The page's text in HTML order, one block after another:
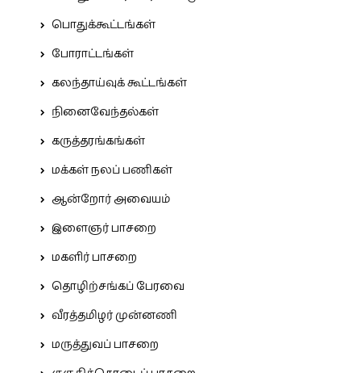
பொதுக்கூட்டங்கள்
போராட்டங்கள்
கலந்தாய்வுக் கூட்டங்கள்
நினைவேந்தல்கள்
கருத்தரங்கங்கள்
மக்கள் நலப் பணிகள்
ஆன்றோர் அவையம்
இளைஞர் பாசறை
மகளிர் பாசறை
தொழிற்சங்கப் பேரவை
வீரத்தமிழர் முன்னணி
மருத்துவப் பாசறை